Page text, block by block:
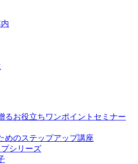
るお役立ちワンポイントセミナー
めのステップアップ講座
シリーズ